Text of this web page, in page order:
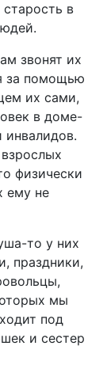
в
звонят их
за помощью
их сами,
в доме-
инвалидов.
физически
ему не
то у них
праздники,
мы
под
и сестер